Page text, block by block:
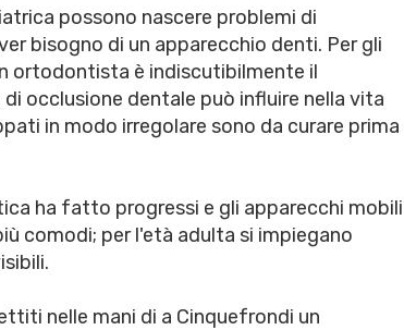
possono nascere problemi di
bisogno di un apparecchio denti. Per gli
ortodontista è indiscutibilmente il
occlusione dentale può influire nella vita
in modo irregolare sono da curare prima
ha fatto progressi e gli apparecchi mobili
comodi; per l'età adulta si impiegano
nelle mani di a Cinquefrondi un